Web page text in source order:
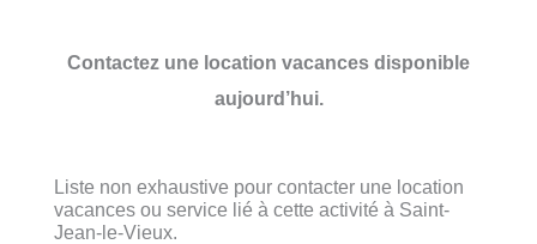
Contactez une location vacances disponible
aujourd’hui.
Liste non exhaustive pour contacter une location
vacances ou service lié à cette activité à Saint-
Jean-le-Vieux.